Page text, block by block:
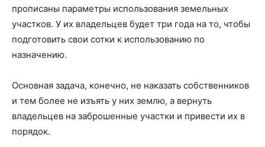
прописаны параметры использования земельных
участков. У их владельцев будет три года на то, чтобы
подготовить свои сотки к использованию по
назначению.
Основная задача, конечно, не наказать собственников
и тем более не изъять у них землю, а вернуть
владельцев на заброшенные участки и привести их в
порядок.